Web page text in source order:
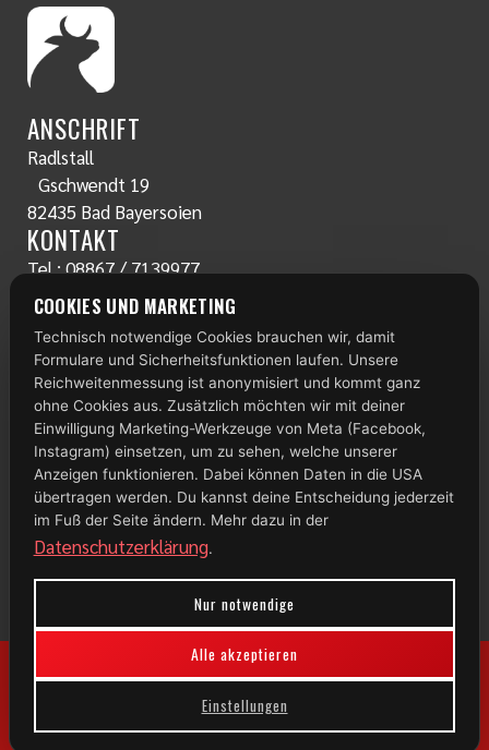
ANSCHRIFT
Radlstall
Gschwendt 19
82435 Bad Bayersoien
KONTAKT
Tel.:08867 / 7139977
www.radlstall.com
ÖFFNUNGSZEITEN
Montag: geschlossen
Di – Fr: 10:00 – 18:00 Uhr
Samstag: 09:00 – 13:00 Uhr
TOP 100
© 2026 Radlstall | Bad Bayersoien
Impressum|Datenschutz
COOKIES UND MARKETING
Technisch notwendige Cookies brauchen wir, damit
Formulare und Sicherheitsfunktionen laufen. Unsere
Reichweitenmessung ist anonymisiert und kommt ganz
ohne Cookies aus. Zusätzlich möchten wir mit deiner
Einwilligung Marketing-Werkzeuge von Meta (Facebook,
Instagram) einsetzen, um zu sehen, welche unserer
Anzeigen funktionieren. Dabei können Daten in die USA
übertragen werden. Du kannst deine Entscheidung jederzeit
im Fuß der Seite ändern. Mehr dazu in der
Datenschutzerklärung.
Nur notwendige
Alle akzeptieren
Einstellungen